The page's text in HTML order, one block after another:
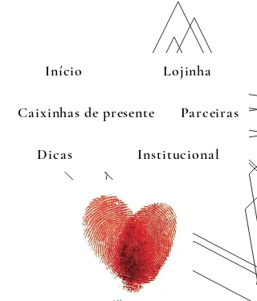
Início Lojinha
Caixinhas de presente Parceiras
Dicas Institucional